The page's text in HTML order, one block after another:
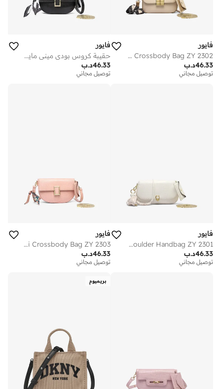
فايور
Micro Mini Crossbody Bag ZY 2302
د.ب46.33
توصيل مجاني
فايور
حقيبة كروس بودي ميني مايكرو
د.ب46.33
توصيل مجاني
فايور
Mini Shoulder Handbag ZY 2301
د.ب46.33
توصيل مجاني
فايور
Micro Mini Crossbody Bag ZY 2303
د.ب46.33
توصيل مجاني
بريميوم